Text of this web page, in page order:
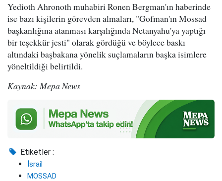
Yedioth Ahronoth muhabiri Ronen Bergman'ın haberinde
ise bazı kişilerin görevden almaları, "Gofman'ın Mossad
başkanlığına atanması karşılığında Netanyahu'ya yaptığı
bir teşekkür jesti" olarak gördüğü ve böylece baskı
altındaki başbakana yönelik suçlamaların başka isimlere
yöneltildiği belirtildi.
Kaynak: Mepa News
Etiketler :
İsrail
MOSSAD